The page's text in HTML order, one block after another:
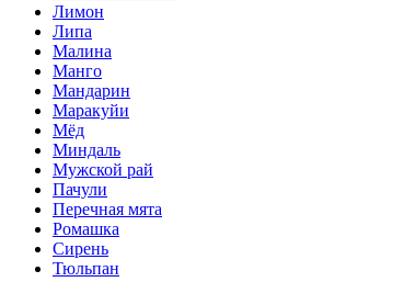
Лимон
Липа
Малина
Манго
Мандарин
Маракуйи
Мёд
Миндаль
Мужской рай
Пачули
Перечная мята
Ромашка
Сирень
Тюльпан